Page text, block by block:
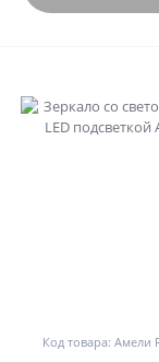
Код товара: Амели